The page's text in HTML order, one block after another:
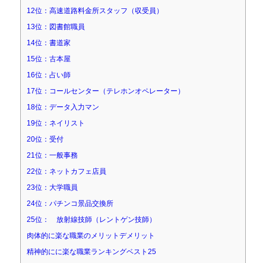
12位：高速道路料金所スタッフ（収受員）
13位：図書館職員
14位：書道家
15位：古本屋
16位：占い師
17位：コールセンター（テレホンオペレーター）
18位：データ入力マン
19位：ネイリスト
20位：受付
21位：一般事務
22位：ネットカフェ店員
23位：大学職員
24位：パチンコ景品交換所
25位： 放射線技師（レントゲン技師）
肉体的に楽な職業のメリットデメリット
精神的にに楽な職業ランキングベスト25